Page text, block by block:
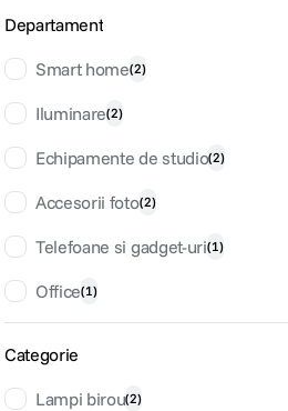
Departament
Smart home(2)
Iluminare(2)
Echipamente de studio(2)
Accesorii foto(2)
Telefoane si gadget-uri(1)
Office(1)
Categorie
Lampi birou(2)